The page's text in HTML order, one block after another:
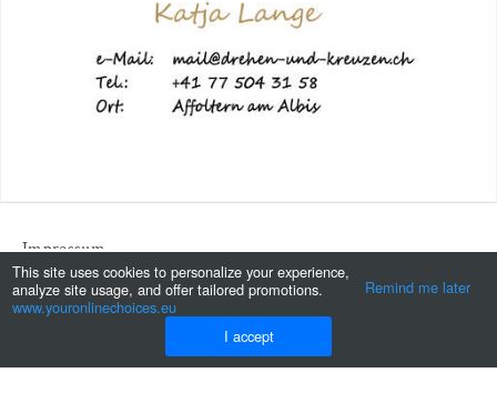
Impressum
Datenschutzerklärung
This site uses cookies to personalize your experience,
analyze site usage, and offer tailored promotions.
www.youronlinechoices.eu
Remind me later
I accept